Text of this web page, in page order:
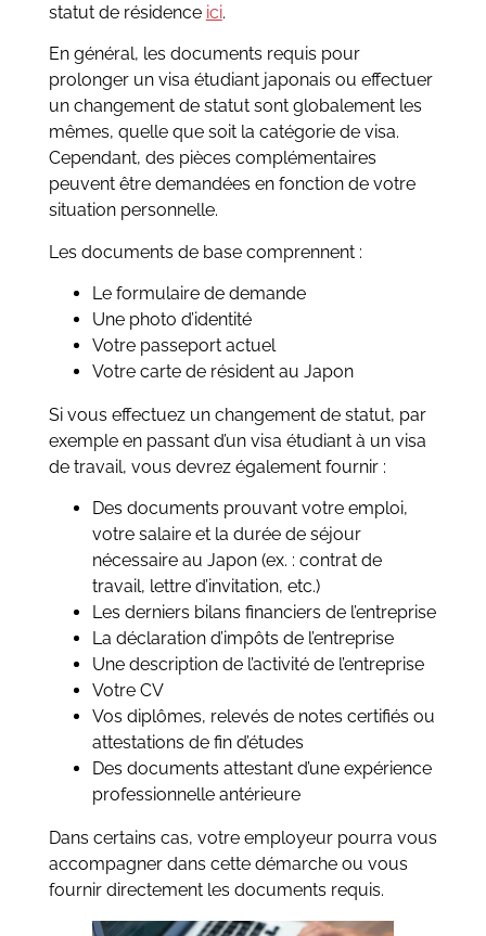
statut de résidence ici.
En général, les documents requis pour
prolonger un visa étudiant japonais ou effectuer
un changement de statut sont globalement les
mêmes, quelle que soit la catégorie de visa.
Cependant, des pièces complémentaires
peuvent être demandées en fonction de votre
situation personnelle.
Les documents de base comprennent :
Le formulaire de demande
Une photo d’identité
Votre passeport actuel
Votre carte de résident au Japon
Si vous effectuez un changement de statut, par
exemple en passant d’un visa étudiant à un visa
de travail, vous devrez également fournir :
Des documents prouvant votre emploi,
votre salaire et la durée de séjour
nécessaire au Japon (ex. : contrat de
travail, lettre d’invitation, etc.)
Les derniers bilans financiers de l’entreprise
La déclaration d’impôts de l’entreprise
Une description de l’activité de l’entreprise
Votre CV
Vos diplômes, relevés de notes certifiés ou
attestations de fin d’études
Des documents attestant d’une expérience
professionnelle antérieure
Dans certains cas, votre employeur pourra vous
accompagner dans cette démarche ou vous
fournir directement les documents requis.